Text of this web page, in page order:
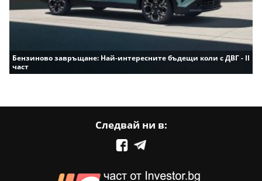
Бензиново завръщане: Най-интересните бъдещи коли с ДВГ - II
част
Следвай ни в: